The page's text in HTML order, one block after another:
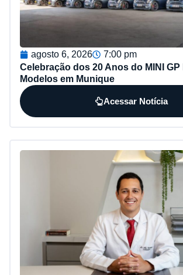
agosto 6, 2026
7:00 pm
Celebração dos 20 Anos do MINI GP
Modelos em Munique
Acessar Notícia